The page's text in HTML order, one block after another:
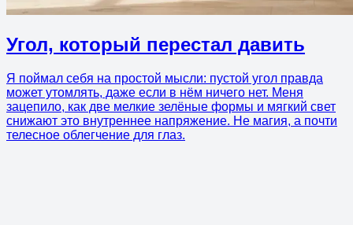
Угол, который перестал давить
Я поймал себя на простой мысли: пустой угол правда
может утомлять, даже если в нём ничего нет. Меня
зацепило, как две мелкие зелёные формы и мягкий свет
снижают это внутреннее напряжение. Не магия, а почти
телесное облегчение для глаз.